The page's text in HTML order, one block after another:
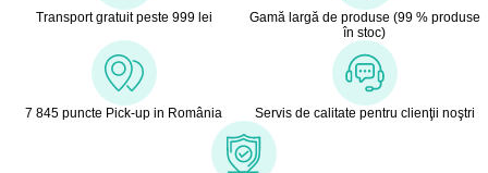
Transport gratuit peste 999 lei
Gamă largă de produse (99 % produse
în stoc)
7 845 puncte Pick-up in România Servis de calitate pentru clienţii noştri